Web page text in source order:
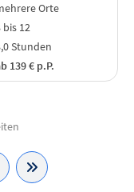
Orte
bis 12
Stunden
139 € p.P.